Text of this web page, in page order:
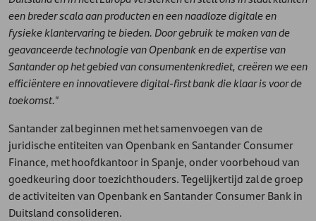
een breder scala aan producten en een naadloze digitale en
fysieke klantervaring te bieden. Door gebruik te maken van de
geavanceerde technologie van Openbank en de expertise van
Santander op het gebied van consumentenkrediet, creëren we een
efficiëntere en innovatievere digital-first bank die klaar is voor de
toekomst."
Santander zal beginnen met het samenvoegen van de
juridische entiteiten van Openbank en Santander Consumer
Finance, met hoofdkantoor in Spanje, onder voorbehoud van
goedkeuring door toezichthouders. Tegelijkertijd zal de groep
de activiteiten van Openbank en Santander Consumer Bank in
Duitsland consolideren.